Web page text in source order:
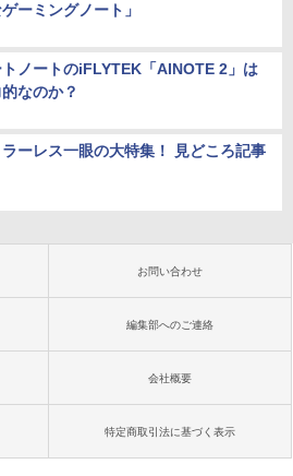
ゲーミングノート」
ノートのiFLYTEK「AINOTE 2」は
なのか？
ーレス一眼の大特集！ 見どころ記事
お問い合わせ
編集部へのご連絡
会社概要
特定商取引法に基づく表示